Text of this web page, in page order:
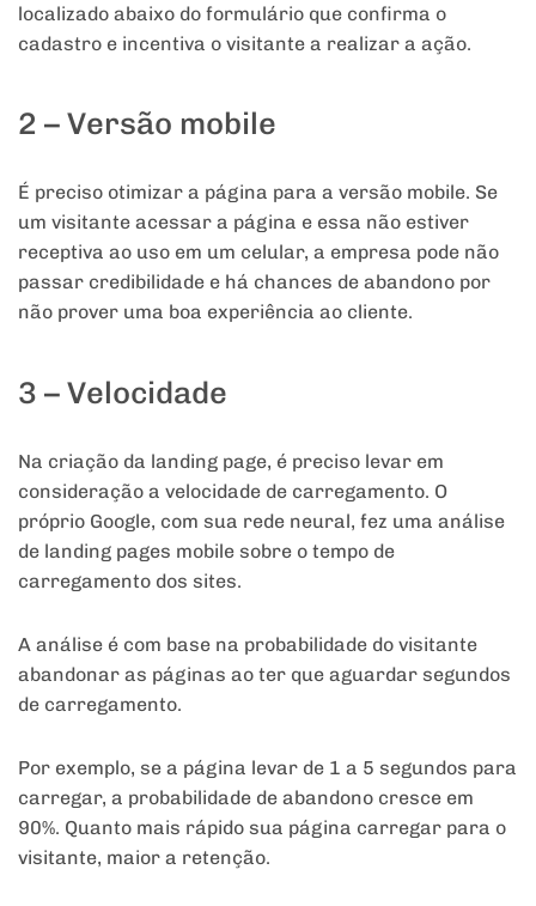
localizado abaixo do formulário que confirma o
cadastro e incentiva o visitante a realizar a ação.
2 – Versão mobile
É preciso otimizar a página para a versão mobile. Se
um visitante acessar a página e essa não estiver
receptiva ao uso em um celular, a empresa pode não
passar credibilidade e há chances de abandono por
não prover uma boa experiência ao cliente.
3 – Velocidade
Na criação da landing page, é preciso levar em
consideração a velocidade de carregamento. O
próprio Google, com sua rede neural, fez uma análise
de landing pages mobile sobre o tempo de
carregamento dos sites.
A análise é com base na probabilidade do visitante
abandonar as páginas ao ter que aguardar segundos
de carregamento.
Por exemplo, se a página levar de 1 a 5 segundos para
carregar, a probabilidade de abandono cresce em
90%. Quanto mais rápido sua página carregar para o
visitante, maior a retenção.